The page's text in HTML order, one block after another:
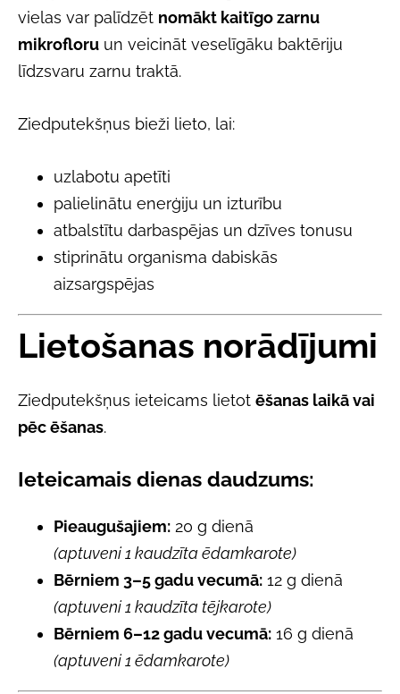
vielas var palīdzēt nomākt kaitīgo zarnu
mikrofloru un veicināt veselīgāku baktēriju
līdzsvaru zarnu traktā.
Ziedputekšņus bieži lieto, lai:
uzlabotu apetīti
palielinātu enerģiju un izturību
atbalstītu darbaspējas un dzīves tonusu
stiprinātu organisma dabiskās
aizsargspējas
Lietošanas norādījumi
Ziedputekšņus ieteicams lietot ēšanas laikā vai
pēc ēšanas.
Ieteicamais dienas daudzums:
Pieaugušajiem: 20 g dienā
(aptuveni 1 kaudzīta ēdamkarote)
Bērniem 3–5 gadu vecumā: 12 g dienā
(aptuveni 1 kaudzīta tējkarote)
Bērniem 6–12 gadu vecumā: 16 g dienā
(aptuveni 1 ēdamkarote)